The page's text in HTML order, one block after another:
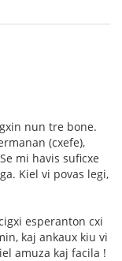
nun tre bone.
(cxefe),
mi havis suficxe
Kiel vi povas legi,
esperanton cxi
kaj ankaux kiu vi
amuza kaj facila !